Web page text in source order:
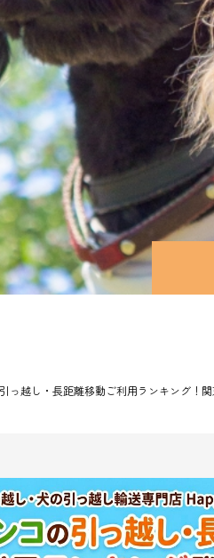
っ越し・長距離移動ご利用ランキング！